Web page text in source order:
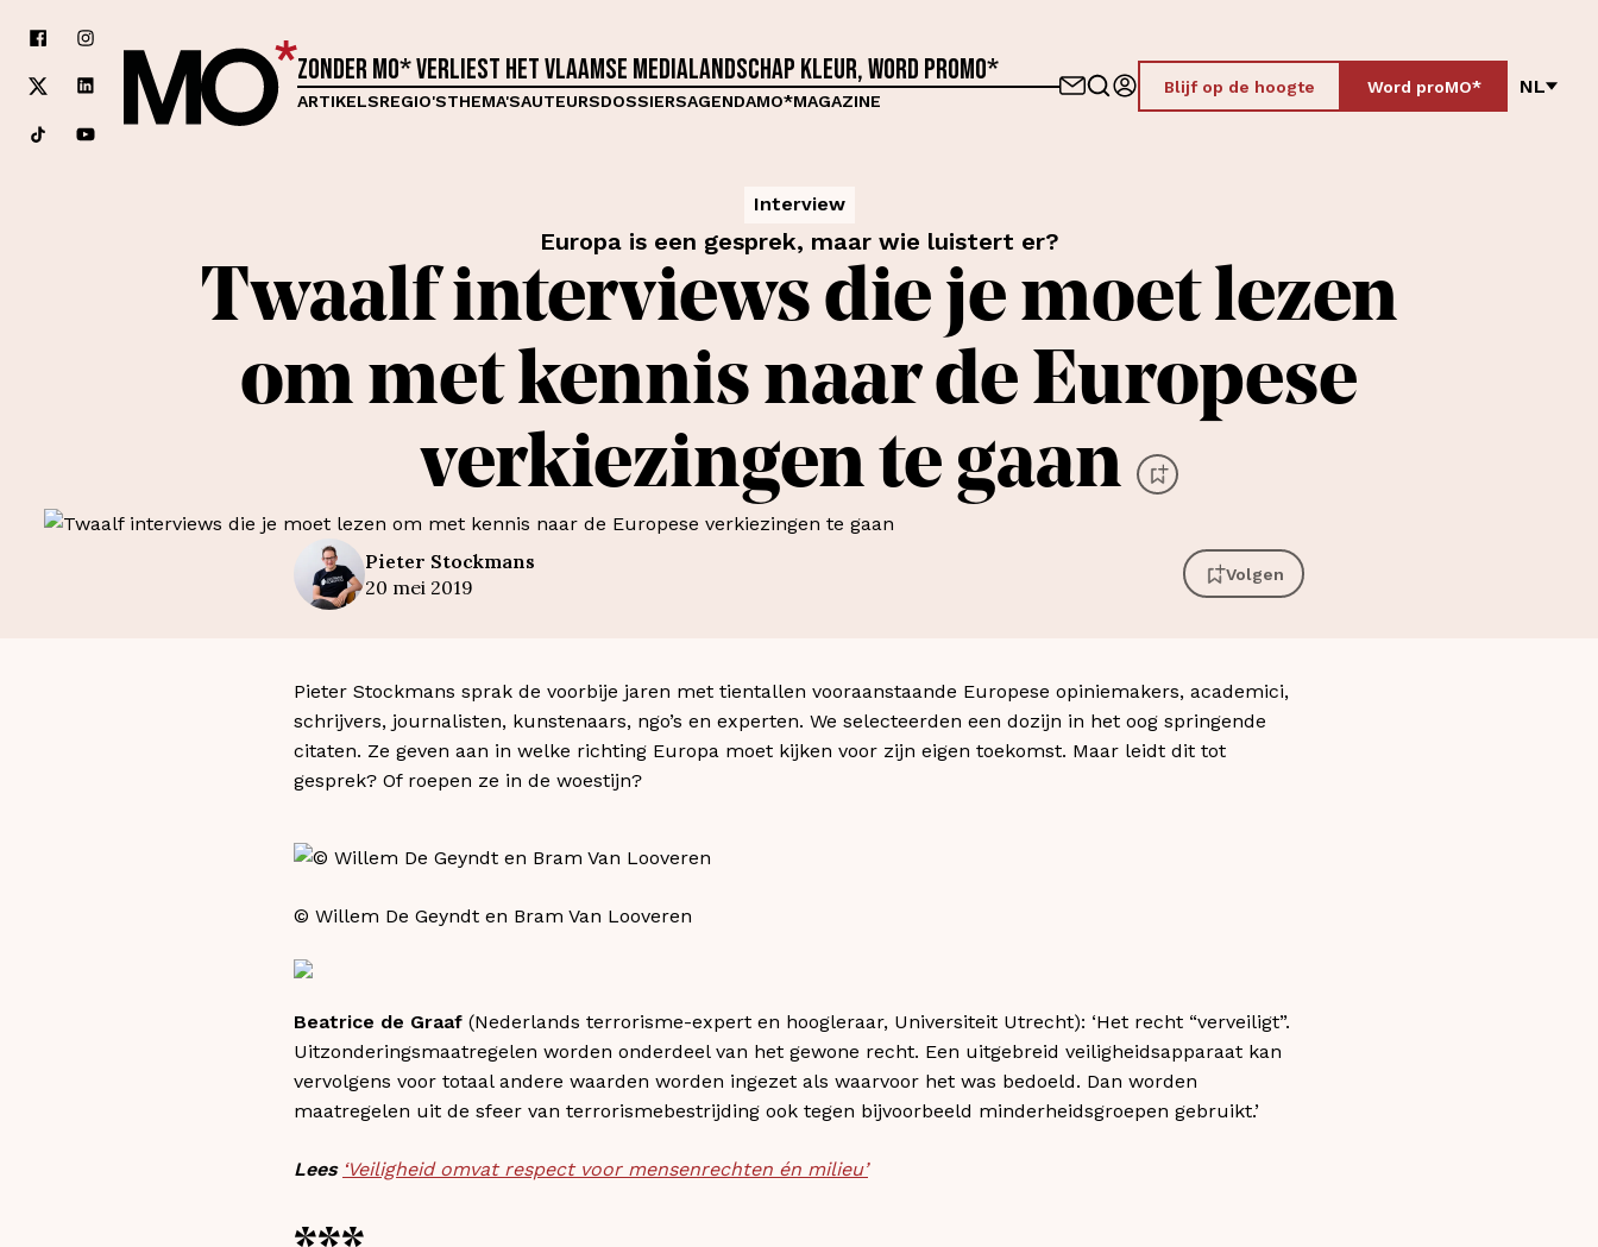
Zonder MO* verliest het Vlaamse medialandschap kleur, word proMO*
ARTIKELSREGIO'STHEMA'SAUTEURSDOSSIERSAGENDAMO*MAGAZINE
Blijf op de hoogte Word proMO* NL
Interview
Europa is een gesprek, maar wie luistert er?
Twaalf interviews die je moet lezen
om met kennis naar de Europese
verkiezingen te gaan
Pieter Stockmans
20 mei 2019
Volgen
Pieter Stockmans sprak de voorbije jaren met tientallen vooraanstaande Europese opiniemakers, academici,
schrijvers, journalisten, kunstenaars, ngo’s en experten. We selecteerden een dozijn in het oog springende
citaten. Ze geven aan in welke richting Europa moet kijken voor zijn eigen toekomst. Maar leidt dit tot
gesprek? Of roepen ze in de woestijn?
© Willem De Geyndt en Bram Van Looveren
Beatrice de Graaf (Nederlands terrorisme-expert en hoogleraar, Universiteit Utrecht): ‘Het recht “verveiligt”.
Uitzonderingsmaatregelen worden onderdeel van het gewone recht. Een uitgebreid veiligheidsapparaat kan
vervolgens voor totaal andere waarden worden ingezet als waarvoor het was bedoeld. Dan worden
maatregelen uit de sfeer van terrorismebestrijding ook tegen bijvoorbeeld minderheidsgroepen gebruikt.’
Lees ‘Veiligheid omvat respect voor mensenrechten én milieu’